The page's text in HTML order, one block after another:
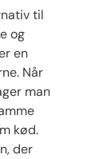
til
og
en
Når
man
kød.
der